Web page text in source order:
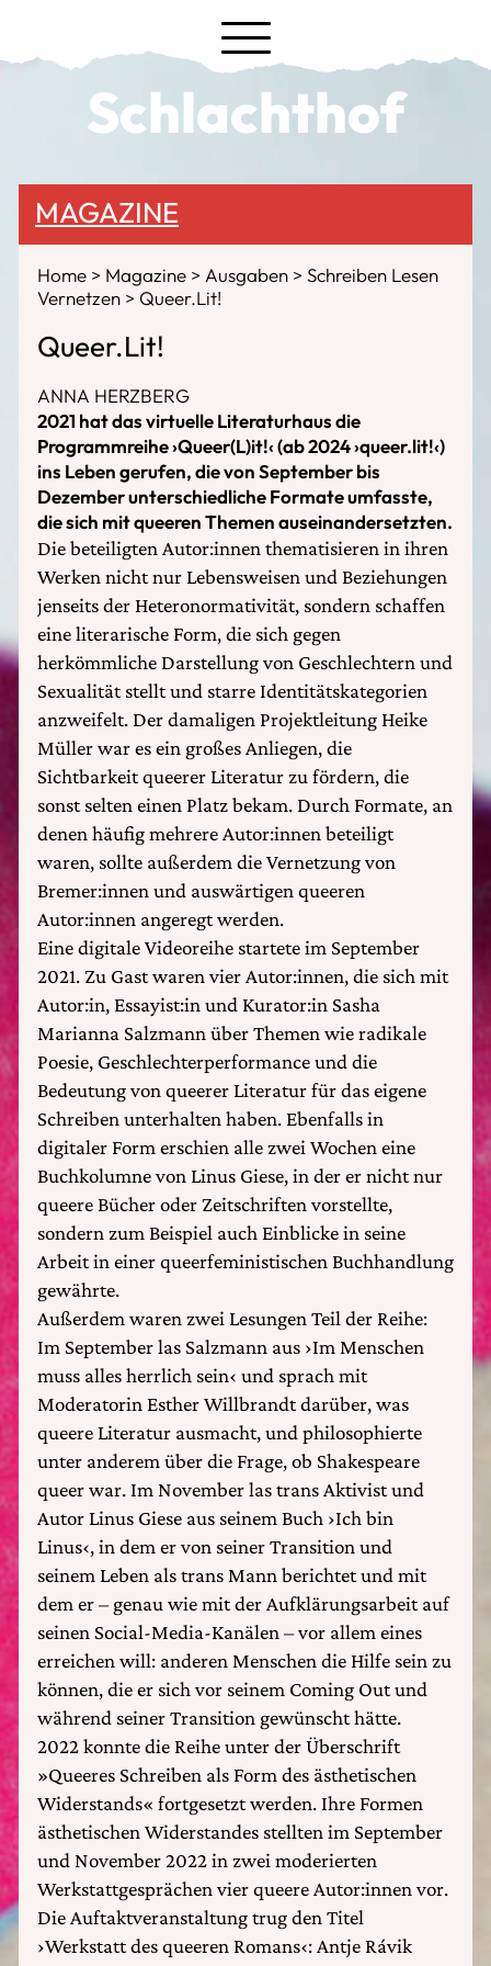
Schlachthof
MAGAZINE
Home Magazine Ausgaben
Schreiben Lesen
Vernetzen
Queer.Lit!
Queer.Lit!
ANNA HERZBERG
2021 hat das virtuelle Literaturhaus die
Programmreihe ›Queer(L)it!‹ (ab 2024 ›queer.lit!‹)
ins Leben gerufen, die von September bis
Dezember unterschiedliche Formate umfasste,
die sich mit queeren Themen auseinandersetzten.
Die beteiligten Autor:innen thematisieren in ihren
Werken nicht nur Lebensweisen und Beziehungen
jenseits der Heteronormativität, sondern schaffen
eine literarische Form, die sich gegen
herkömmliche Darstellung von Geschlechtern und
Sexualität stellt und starre Identitätskategorien
anzweifelt. Der damaligen Projektleitung Heike
Müller war es ein großes Anliegen, die
Sichtbarkeit queerer Literatur zu fördern, die
sonst selten einen Platz bekam. Durch Formate, an
denen häufig mehrere Autor:innen beteiligt
waren, sollte außerdem die Vernetzung von
Bremer:innen und auswärtigen queeren
Autor:innen angeregt werden.
Eine digitale Videoreihe startete im September
2021. Zu Gast waren vier Autor:innen, die sich mit
Autor:in, Essayist:in und Kurator:in Sasha
Marianna Salzmann über Themen wie radikale
Poesie, Geschlechterperformance und die
Bedeutung von queerer Literatur für das eigene
Schreiben unterhalten haben. Ebenfalls in
digitaler Form erschien alle zwei Wochen eine
Buchkolumne von Linus Giese, in der er nicht nur
queere Bücher oder Zeitschriften vorstellte,
sondern zum Beispiel auch Einblicke in seine
Arbeit in einer queerfeministischen Buchhandlung
gewährte.
Außerdem waren zwei Lesungen Teil der Reihe:
Im September las Salzmann aus ›Im Menschen
muss alles herrlich sein‹ und sprach mit
Moderatorin Esther Willbrandt darüber, was
queere Literatur ausmacht, und philosophierte
unter anderem über die Frage, ob Shakespeare
queer war. Im November las trans Aktivist und
Autor Linus Giese aus seinem Buch ›Ich bin
Linus‹, in dem er von seiner Transition und
seinem Leben als trans Mann berichtet und mit
dem er – genau wie mit der Aufklärungsarbeit auf
seinen Social-Media-Kanälen – vor allem eines
erreichen will: anderen Menschen die Hilfe sein zu
können, die er sich vor seinem Coming Out und
während seiner Transition gewünscht hätte.
2022 konnte die Reihe unter der Überschrift
»Queeres Schreiben als Form des ästhetischen
Widerstands« fortgesetzt werden. Ihre Formen
ästhetischen Widerstandes stellten im September
und November 2022 in zwei moderierten
Werkstattgesprächen vier queere Autor:innen vor.
Die Auftaktveranstaltung trug den Titel
›Werkstatt des queeren Romans‹: Antje Rávik